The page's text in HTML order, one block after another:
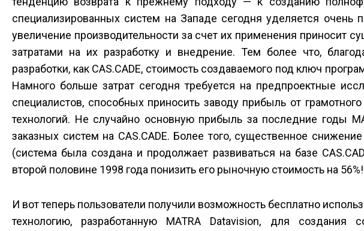
специализированных систем на Западе сегодня уделяется очень
увеличение производительности за счет их применения приносит
затратами на их разработку и внедрение. Тем более что,
разработки, как CAS.CADE, стоимость создаваемого под ключ
Намного больше затрат сегодня требуется на предпроектные
специалистов, способных приносить заводу прибыль от
технологий. Не случайно основную прибыль за последние годы
заказных систем на CAS.CADE. Более того, существенное
(система была создана и продолжает развиваться на базе
второй половине 1998 года понизить его рыночную стоимость на 56%!
И вот теперь пользователи получили возможность бесплатно
технологию, разработанную MATRA Datavision, для